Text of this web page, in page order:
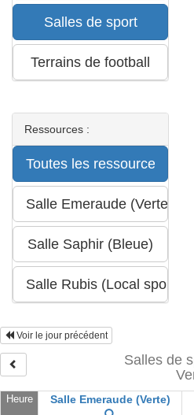
Ressources :
Voir le jour précédent
Salles de
Heure Salle Emeraude (Verte)